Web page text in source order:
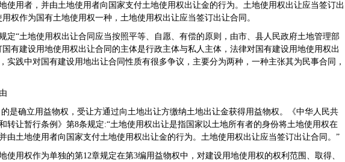
使用者，并由土地使用者向国家支付土地使用权出让金的行为。土地使用权出让应当签订出
权作为国有土地使用权一种，土地使用权出让应当签订出让合同。
定“土地使用权出让合同应当按照平等、自愿、有偿的原则，由市、县人民政府土地管理部
有建设用地使用权出让合同的主体是行政主体与私人主体，法律对国有建设用地使用权出
实践中对国有建设用地出让合同性质有很多争议，主要分为两种，一种主张其为民事合同，
是确立用益物权，受让方通过向土地出让方缴纳土地出让金获得用益物权。
《中华人民共
转让暂行条例》第8条规定:“土地使用权出让是指国家以土地所有者的身份将土地使用权在
由土地使用者向国家支付土地使用权出让金的行为。土地使用权出让应当签订出让合同。”
使用权作为单独的第12章规定在第3编用益物权中，对建设用地使用权的权利范围、取得、